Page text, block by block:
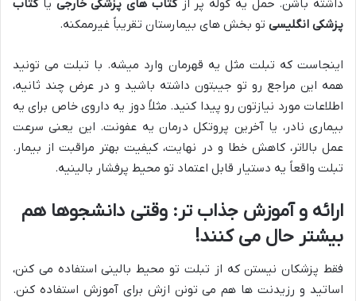
داشته باشن. حمل یه کوله پر ازکتاب های پزشکی خارجی یا کتاب
پزشکی انگلیسی تو بخش های بیمارستان تقریباً غیرممکنه.
اینجاست که تبلت مثل یه قهرمان وارد میشه. با تبلت می تونید
همه این مراجع رو تو جیبتون داشته باشید و در عرض چند ثانیه،
اطلاعات مورد نیازتون رو پیدا کنید. مثلاً دوز یه داروی خاص برای یه
بیماری نادر، یا آخرین پروتکل درمان یه عفونت. این یعنی سرعت
عمل بالاتر، کاهش خطا و در نهایت، کیفیت بهتر مراقبت از بیمار.
تبلت واقعاً یه دستیار قابل اعتماد تو محیط پرفشار بالینیه.
ارائه و آموزش جذاب تر: وقتی دانشجوها هم
بیشتر حال می کنند!
فقط پزشکان نیستن که از تبلت تو محیط بالینی استفاده می کنن،
اساتید و رزیدنت ها هم می تونن ازش برای آموزش استفاده کنن.